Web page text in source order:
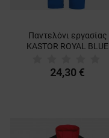
Παντελόνι εργασίας
KASTOR ROYAL BLUE
24,30 €